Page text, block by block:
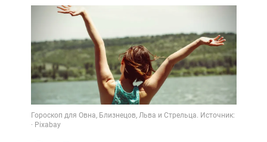
Лайфхаки
Гороскоп для Овна, Близнецов, Льва и Стрельца. Источник:
· Pixabay